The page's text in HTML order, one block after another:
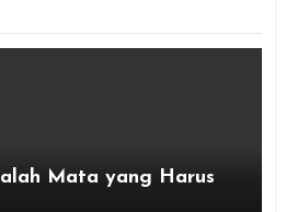
Mata yang Harus